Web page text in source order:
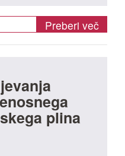
Preberi več
plina